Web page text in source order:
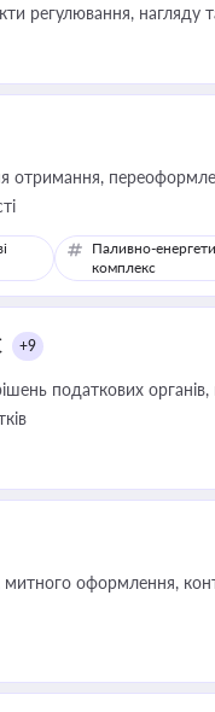
регулювання, нагляду
отримання,
Паливно-
комплекс
+9
податкових
оформлення,